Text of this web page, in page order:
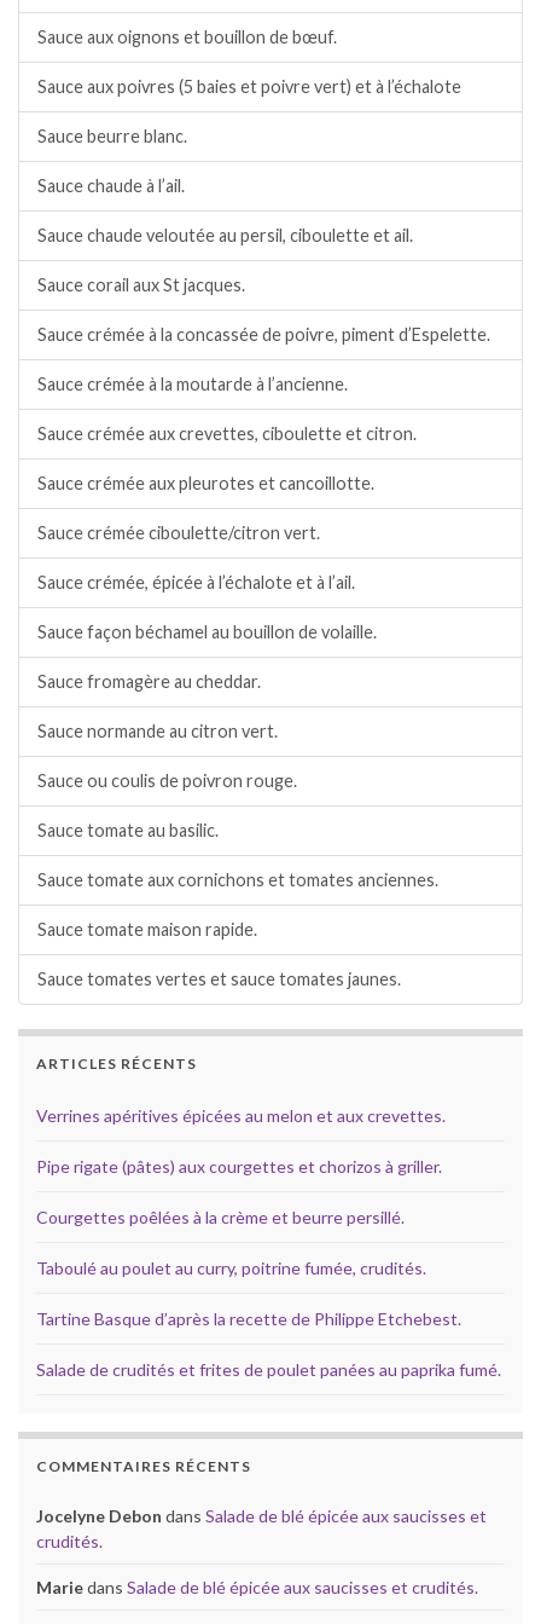
Sauce aux oignons et bouillon de bœuf.
Sauce aux poivres (5 baies et poivre vert) et à l’échalote
Sauce beurre blanc.
Sauce chaude à l’ail.
Sauce chaude veloutée au persil, ciboulette et ail.
Sauce corail aux St jacques.
Sauce crémée à la concassée de poivre, piment d’Espelette.
Sauce crémée à la moutarde à l’ancienne.
Sauce crémée aux crevettes, ciboulette et citron.
Sauce crémée aux pleurotes et cancoillotte.
Sauce crémée ciboulette/citron vert.
Sauce crémée, épicée à l’échalote et à l’ail.
Sauce façon béchamel au bouillon de volaille.
Sauce fromagère au cheddar.
Sauce normande au citron vert.
Sauce ou coulis de poivron rouge.
Sauce tomate au basilic.
Sauce tomate aux cornichons et tomates anciennes.
Sauce tomate maison rapide.
Sauce tomates vertes et sauce tomates jaunes.
ARTICLES RÉCENTS
Verrines apéritives épicées au melon et aux crevettes.
Pipe rigate (pâtes) aux courgettes et chorizos à griller.
Courgettes poêlées à la crème et beurre persillé.
Taboulé au poulet au curry, poitrine fumée, crudités.
Tartine Basque d’après la recette de Philippe Etchebest.
Salade de crudités et frites de poulet panées au paprika fumé.
COMMENTAIRES RÉCENTS
Jocelyne Debon dans Salade de blé épicée aux saucisses et
crudités.
Mariedans Salade de blé épicée aux saucisses et crudités.